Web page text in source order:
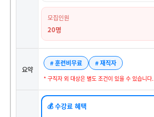
모집인원
20명
요약
# 훈련비무료 # 재직자
* 구직자 외 대상은 별도 조건이 있을 수 있습니다.
💰 수강료 혜택